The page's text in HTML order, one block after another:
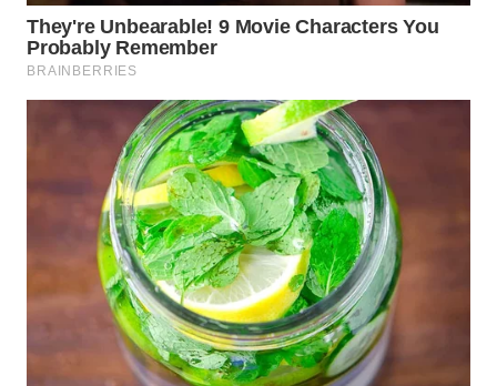
WN
DEPOK
WN
SAMOSIR